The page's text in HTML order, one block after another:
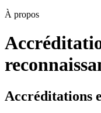
À propos
Accréditations